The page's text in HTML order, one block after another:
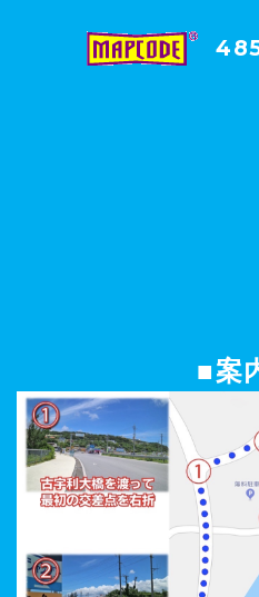
■案